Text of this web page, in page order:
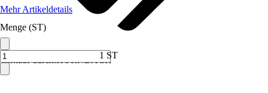
Verkauf durch:HORNBACH
Mehr Artikeldetails
Menge (ST)
1 ST